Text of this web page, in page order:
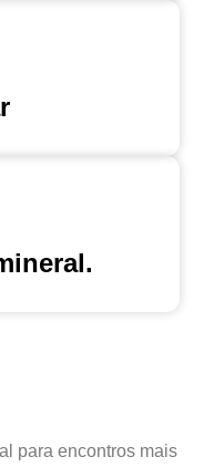
para encontros mais